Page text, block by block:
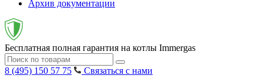
Архив документации
Бесплатная полная гарантия на котлы Immergas
8 (495) 150 57 75
Связаться с нами